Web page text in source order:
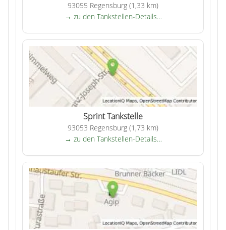
93055 Regensburg (1,33 km)
→ zu den Tankstellen-Details…
Sprint Tankstelle
93053 Regensburg (1,73 km)
→ zu den Tankstellen-Details…